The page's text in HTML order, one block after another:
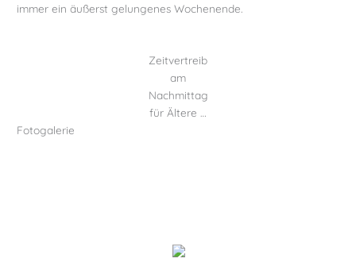
immer ein äußerst gelungenes Wochenende.
Zeitvertreib
am
Nachmittag
für Ältere …
Fotogalerie